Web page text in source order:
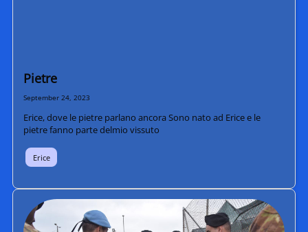
Pietre
September 24, 2023
Erice, dove le pietre parlano ancora Sono nato ad Erice e le
pietre fanno parte delmio vissuto
Erice